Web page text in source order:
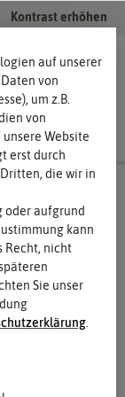
Kontrast erhöhen
0 0
auf unserer
von
um z.B.
von
Website
erst durch
die wir in
oder aufgrund
kann
Recht, nicht
Sie unser